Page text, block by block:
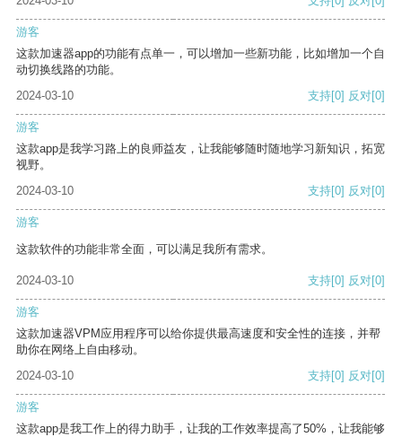
游客
这款加速器app的功能有点单一，可以增加一些新功能，比如增加一个自
动切换线路的功能。
2024-03-10
支持[0] 反对[0]
游客
这款app是我学习路上的良师益友，让我能够随时随地学习新知识，拓宽
视野。
2024-03-10
支持[0] 反对[0]
游客
这款软件的功能非常全面，可以满足我所有需求。
2024-03-10 支持[0] 反对[0]
游客
这款加速器VPM应用程序可以给你提供最高速度和安全性的连接，并帮
助你在网络上自由移动。
2024-03-10
支持[0] 反对[0]
游客
这款app是我工作上的得力助手，让我的工作效率提高了50%，让我能够